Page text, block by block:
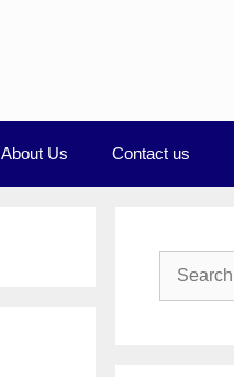
About Us Contact us
Search